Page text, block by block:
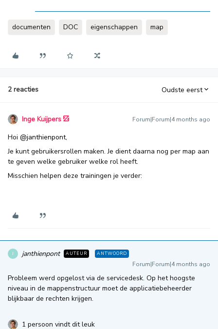
documenten DOC eigenschappen map
2 reacties Oudste eerst
Inge Kuijpers Forum|Forum|4 months ago
Hoi ​ @janthienpont,
Je kunt gebruikersrollen maken. Je dient daarna nog per map aan
te geven welke gebruiker welke rol heeft.
Misschien helpen deze trainingen je verder:
J janthienpont AUTEUR ANTWOORD
Forum|Forum|4 months ago
Probleem werd opgelost via de servicedesk. Op het hoogste
niveau in de mappenstructuur moet de applicatiebeheerder
blijkbaar de rechten krijgen.
1 persoon vindt dit leuk